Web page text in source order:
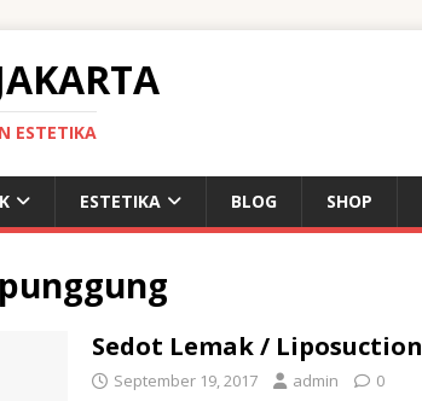
ESTETIKA
ESTETIKA BLOG SHOP
Sedot Lemak / Liposuction
September 19, 2017 admin 0